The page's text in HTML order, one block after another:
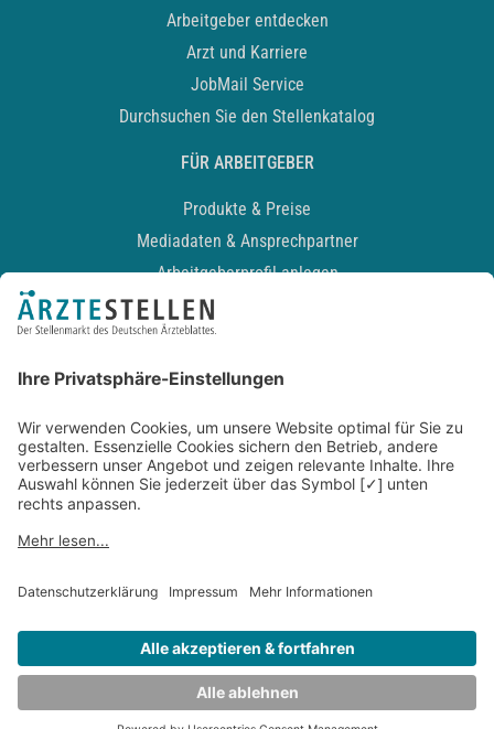
Arbeitgeber entdecken
Arzt und Karriere
JobMail Service
Durchsuchen Sie den Stellenkatalog
FÜR ARBEITGEBER
Produkte & Preise
Mediadaten & Ansprechpartner
Arbeitgeberprofil anlegen
Recruiting-Podcast
Kontakt
Datenschutz
Newsletter